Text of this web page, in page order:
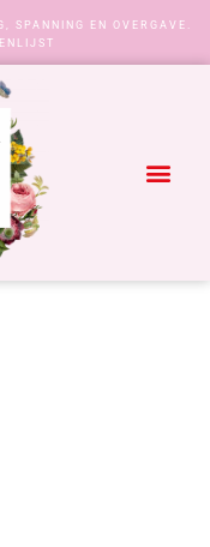
SPANNING EN OVERGAVE.